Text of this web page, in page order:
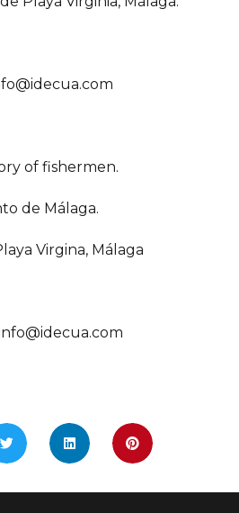
of fishermen.
de Málaga.
Virgina, Málaga